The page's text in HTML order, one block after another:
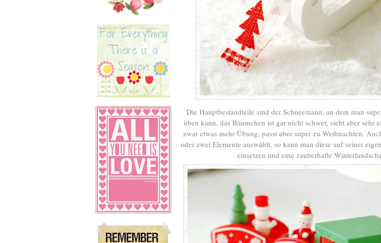
Die Hauptbestandteile sind der Schneemann, an dem man
üben kann, das Bäumchen ist gar nicht schwer, sieht aber sehr
zwar etwas mehr Übung, passt aber super zu Weihnachten.
oder zwei Elemente auswählt, so kann man diese auf seiner
einsetzen und eine zauberhafte